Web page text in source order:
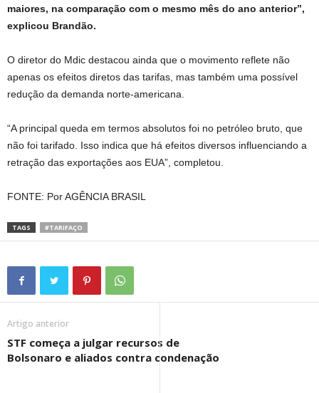
maiores, na comparação com o mesmo mês do ano anterior”,
explicou Brandão.
O diretor do Mdic destacou ainda que o movimento reflete não
apenas os efeitos diretos das tarifas, mas também uma possível
redução da demanda norte-americana.
“A principal queda em termos absolutos foi no petróleo bruto, que
não foi tarifado. Isso indica que há efeitos diversos influenciando a
retração das exportações aos EUA”, completou.
FONTE: Por AGÊNCIA BRASIL
TAGS #TARIFAÇO
Artigo anterior
STF começa a julgar recursos de
Bolsonaro e aliados contra condenação